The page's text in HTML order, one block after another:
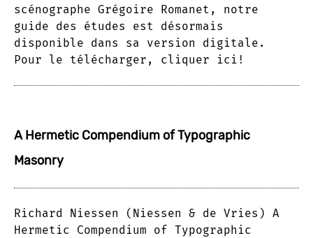
scénographe Grégoire Romanet, notre
guide des études est désormais
disponible dans sa version digitale.
Pour le télécharger, cliquer ici!
A Hermetic Compendium of Typographic
Masonry
Richard Niessen (Niessen & de Vries) A
Hermetic Compendium of Typographic